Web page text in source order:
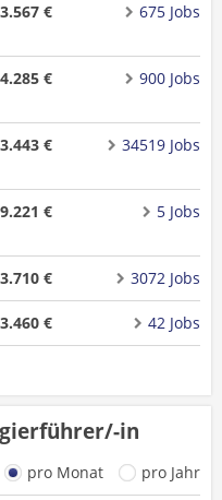
3.567 € 675 Jobs
4.285 € 900 Jobs
3.443 € 34519 Jobs
9.221 € 5 Jobs
3.710 € 3072 Jobs
3.460 € 42 Jobs
in
pro Monat
pro Jahr